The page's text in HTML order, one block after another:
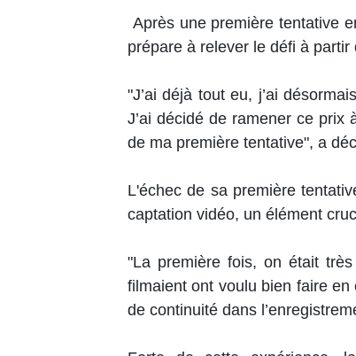
Après une première tentative
prépare à relever le défi à
"J’ai déjà tout eu, j’ai
J’ai décidé de ramener ce prix
de ma première tentative", a
L'échec de sa première
captation vidéo, un élément
"La première fois, on était
filmaient ont voulu bien faire
de continuité dans